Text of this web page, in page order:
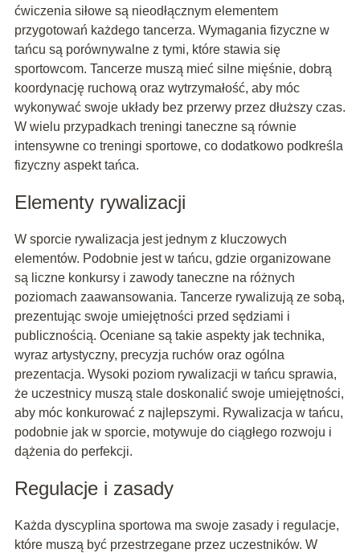
ćwiczenia siłowe są nieodłącznym elementem
przygotowań każdego tancerza. Wymagania fizyczne w
tańcu są porównywalne z tymi, które stawia się
sportowcom. Tancerze muszą mieć silne mięśnie, dobrą
koordynację ruchową oraz wytrzymałość, aby móc
wykonywać swoje układy bez przerwy przez dłuższy czas.
W wielu przypadkach treningi taneczne są równie
intensywne co treningi sportowe, co dodatkowo podkreśla
fizyczny aspekt tańca.
Elementy rywalizacji
W sporcie rywalizacja jest jednym z kluczowych
elementów. Podobnie jest w tańcu, gdzie organizowane
są liczne konkursy i zawody taneczne na różnych
poziomach zaawansowania. Tancerze rywalizują ze sobą,
prezentując swoje umiejętności przed sędziami i
publicznością. Oceniane są takie aspekty jak technika,
wyraz artystyczny, precyzja ruchów oraz ogólna
prezentacja. Wysoki poziom rywalizacji w tańcu sprawia,
że uczestnicy muszą stale doskonalić swoje umiejętności,
aby móc konkurować z najlepszymi. Rywalizacja w tańcu,
podobnie jak w sporcie, motywuje do ciągłego rozwoju i
dążenia do perfekcji.
Regulacje i zasady
Każda dyscyplina sportowa ma swoje zasady i regulacje,
które muszą być przestrzegane przez uczestników. W